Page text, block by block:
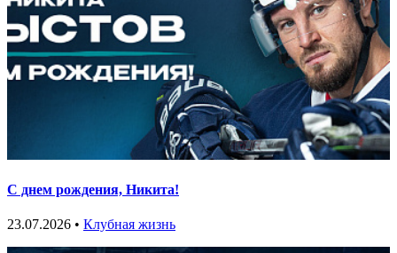
С днем рождения, Никита!
23.07.2026 • Клубная жизнь